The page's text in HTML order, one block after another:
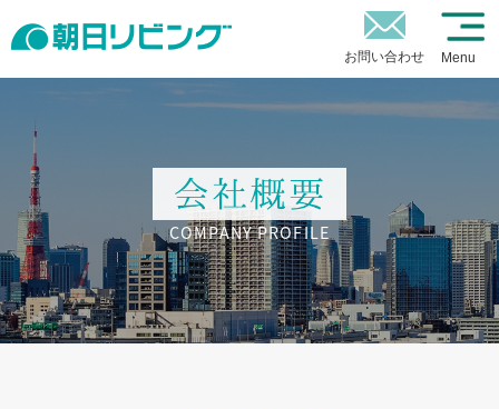
お問い合わせ Menu
COMPANY PROFILE